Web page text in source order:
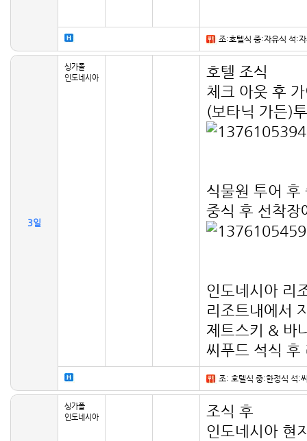
조:호텔식 중:자유식 석:
3일
싱가폴
인도네시아
호텔 조식
체크 아웃 후
(보타닉 가든)
식물원 투어 후
중식 후 선착장
인도네시아 리
리조트내에서
제트스키 & 바
씨푸드 석식
조: 호텔식 중:한정식 석:
싱가폴
인도네시아
조식 후
인도네시아 현